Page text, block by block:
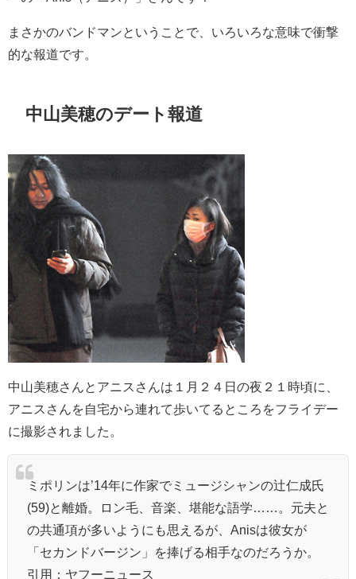
まさかのバンドマンということで、いろいろな意味で衝撃
的な報道です。
中山美穂のデート報道
中山美穂さんとアニスさんは１月２４日の夜２１時頃に、
アニスさんを自宅から連れて歩いてるところをフライデー
に撮影されました。
ミポリンは’14年に作家でミュージシャンの辻仁成氏
(59)と離婚。ロン毛、音楽、堪能な語学……。元夫と
の共通項が多いようにも思えるが、Anisは彼女が
「 セカンドバージン 」を捧げる相手なのだろうか。
引用：ヤフーニュース